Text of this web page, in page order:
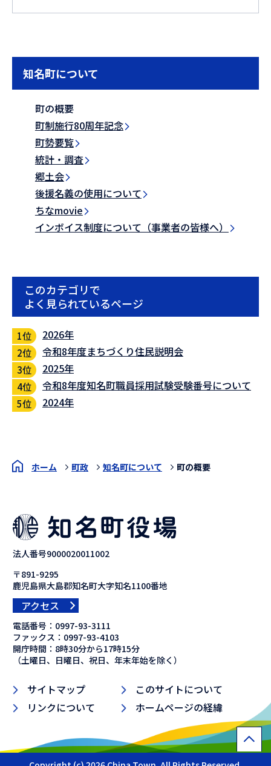
知名町について
町の概要
町制施行80周年記念
町勢要覧
統計・調査
郷土会
後援名義の使用について
ちなmovie
インボイス制度について（事業者の皆様へ）
このカテゴリで
よく見られているページ
2026年
令和8年度まちづくり住民説明会
2025年
令和8年度知名町職員採用試験受験番号について
2024年
ホーム 町政 知名町について 町の概要
法人番号9000020011002
〒891-9295
鹿児島県大島郡知名町大字知名1100番地
アクセス
電話番号： 0997-93-3111
ファックス： 0997-93-4103
開庁時間：8時30分から17時15分
（土曜日、日曜日、祝日、年末年始を除く）
サイトマップ
このサイトについて
リンクについて
ホームページの経緯